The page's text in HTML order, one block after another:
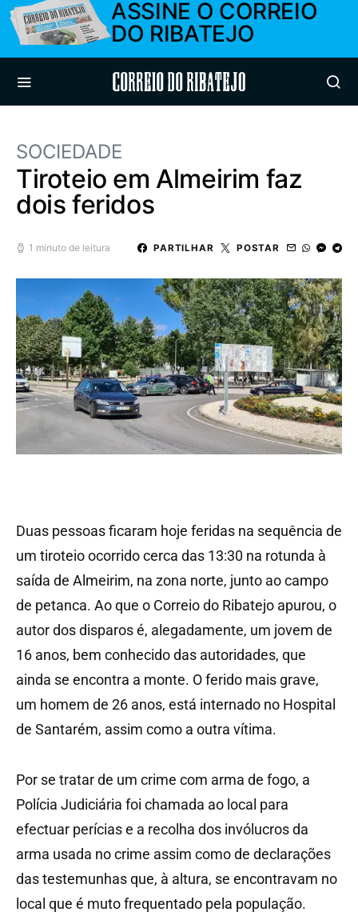
ASSINE O CORREIO
DO RIBATEJO
Correio do Ribatejo
SOCIEDADE
Tiroteio em Almeirim faz
dois feridos
1 minuto de leitura PARTILHAR POSTAR
Duas pessoas ficaram hoje feridas na sequência de
um tiroteio ocorrido cerca das 13:30 na rotunda à
saída de Almeirim, na zona norte, junto ao campo
de petanca. Ao que o Correio do Ribatejo apurou, o
autor dos disparos é, alegadamente, um jovem de
16 anos, bem conhecido das autoridades, que
ainda se encontra a monte. O ferido mais grave,
um homem de 26 anos, está internado no Hospital
de Santarém, assim como a outra vítima.
Por se tratar de um crime com arma de fogo, a
Polícia Judiciária foi chamada ao local para
efectuar perícias e a recolha dos invólucros da
arma usada no crime assim como de declarações
das testemunhas que, à altura, se encontravam no
local que é muto frequentado pela população.